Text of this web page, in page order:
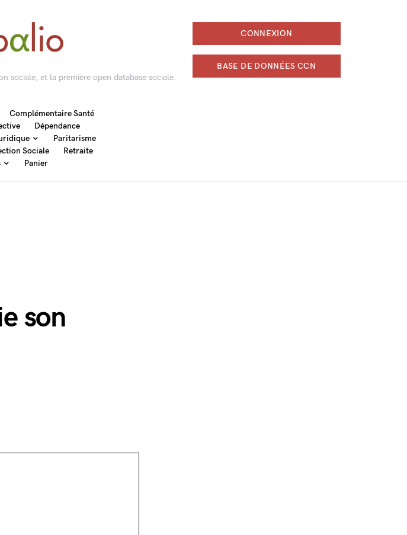
sociale, et la première open database sociale.
CONNEXION
BASE DE DONNÉES CCN
Complémentaire Santé
Dépendance
Paritarisme
Sociale
Retraite
Panier
son